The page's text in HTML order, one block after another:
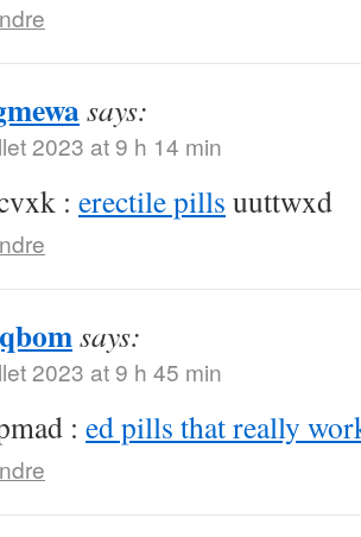
says:
2023 at 9 h 14 min
: erectile pills uuttwxd
says:
2023 at 9 h 45 min
: ed pills that really